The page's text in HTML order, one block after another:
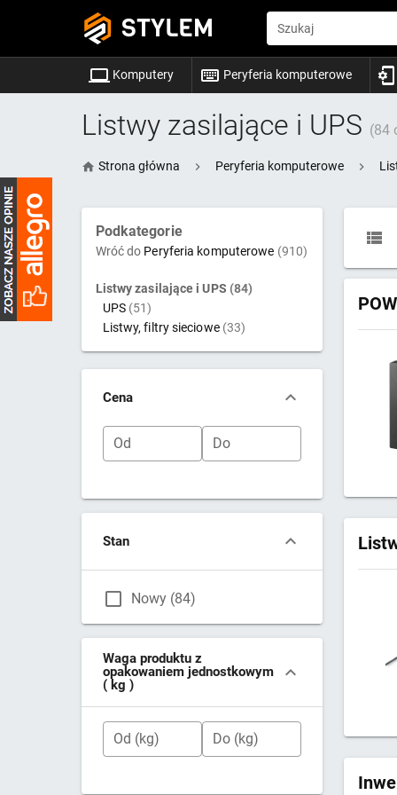
STYLEM Szukaj
Komputery Peryferia komputerowe
Listwy zasilające i UPS (84
Strona główna Peryferia komputerowe
Podkategorie
Wróć do Peryferia komputerowe (910)
Listwy zasilające i UPS (84)
UPS (51)
Listwy, filtry sieciowe (33)
Cena
Od Do
Stan
Nowy (84)
Waga produktu z
opakowaniem jednostkowym
( kg )
Od (kg) Do (kg)